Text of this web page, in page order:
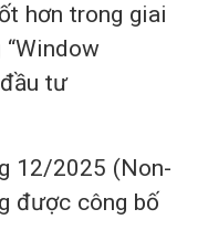
hơn trong giai
tư
12/2025 (Non-
được công bố